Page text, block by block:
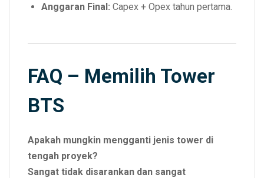
Anggaran Final: Capex + Opex tahun pertama.
FAQ – Memilih Tower
BTS
Apakah mungkin mengganti jenis tower di
tengah proyek?
Sangat tidak disarankan dan sangat